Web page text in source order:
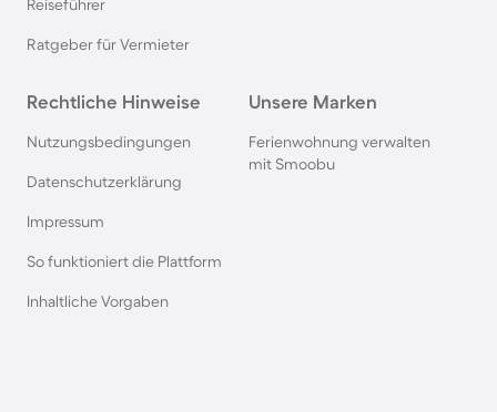
Pensionen im Bayerischen Wald
Pensionen in Deutschland
Pensionen in Berchtesgaden
Reiseführer
Ratgeber für Vermieter
Rechtliche Hinweise
Nutzungsbedingungen
Datenschutzerklärung
Impressum
So funktioniert die Plattform
Inhaltliche Vorgaben
Unsere Marken
Ferienwohnung verwalten
mit Smoobu